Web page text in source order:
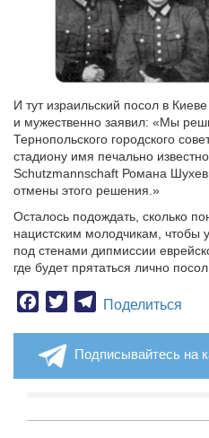
И тут израильский посол в
и мужественно заявил: «Мы
Тернопольского городского
стадиону имя печально
Schutzmannschaft Романа
отмены этого решения.»
Осталось подождать, сколько
нацистским молодчикам, чтобы
под стенами дипмиссии
где будет прятаться лично
Facebook
TwitterTelegram
Поделиться
Подписывайтесь на